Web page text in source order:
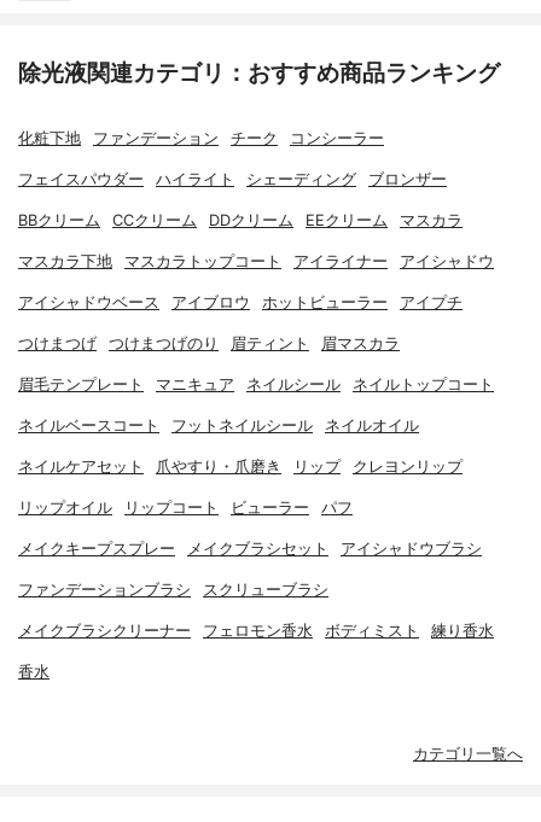
除光液関連カテゴリ：おすすめ商品ランキング
化粧下地 ファンデーション チーク コンシーラー
フェイスパウダー ハイライト シェーディング ブロンザー
BBクリーム CCクリーム DDクリーム EEクリーム マスカラ
マスカラ下地 マスカラトップコート アイライナー アイシャドウ
アイシャドウベース アイブロウ ホットビューラー アイプチ
つけまつげ つけまつげのり 眉ティント 眉マスカラ
眉毛テンプレート マニキュア ネイルシール ネイルトップコート
ネイルベースコート フットネイルシール ネイルオイル
ネイルケアセット 爪やすり・爪磨き リップ クレヨンリップ
リップオイル リップコート ビューラー パフ
メイクキープスプレー メイクブラシセット アイシャドウブラシ
ファンデーションブラシ スクリューブラシ
メイクブラシクリーナー フェロモン香水 ボディミスト 練り香水
香水
カテゴリ一覧へ